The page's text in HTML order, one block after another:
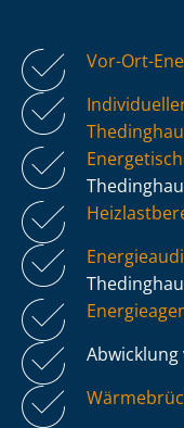
Vor-Ort-
Abwicklung